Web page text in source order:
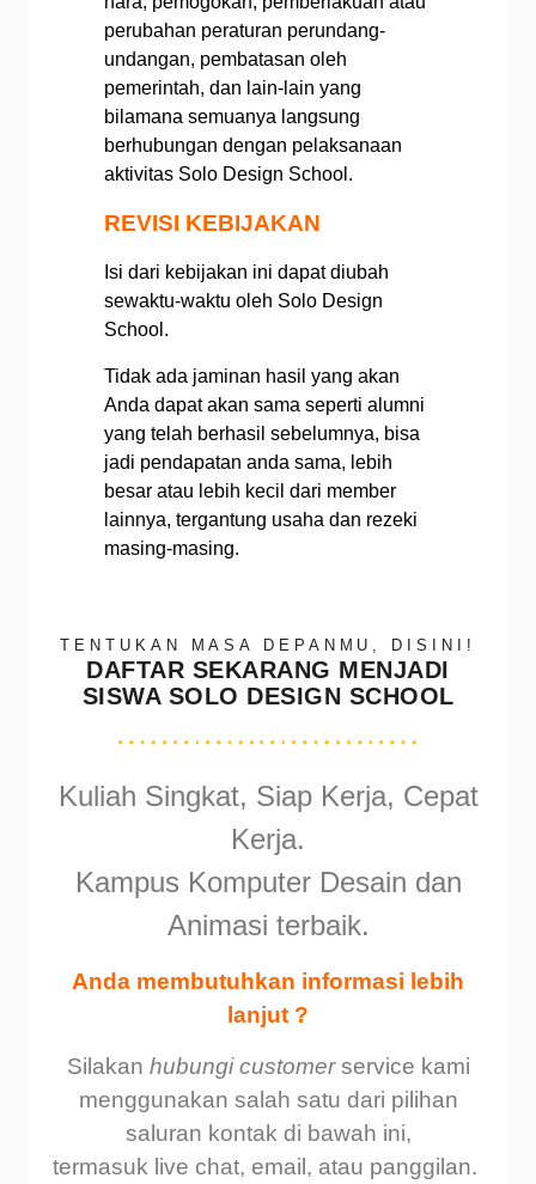
perubahan peraturan perundang-
undangan, pembatasan oleh
pemerintah, dan lain-lain yang
bilamana semuanya langsung
berhubungan dengan pelaksanaan
aktivitas Solo Design School.
REVISI KEBIJAKAN
Isi dari kebijakan ini dapat diubah
sewaktu-waktu oleh Solo Design
School.
Tidak ada jaminan hasil yang akan
Anda dapat akan sama seperti alumni
yang telah berhasil sebelumnya, bisa
jadi pendapatan anda sama, lebih
besar atau lebih kecil dari member
lainnya, tergantung usaha dan rezeki
masing-masing.
TENTUKAN MASA DEPANMU, DISINI!
DAFTAR SEKARANG MENJADI
SISWA SOLO DESIGN SCHOOL
Kuliah Singkat, Siap Kerja, Cepat
Kerja.
Kampus Komputer Desain dan
Animasi terbaik.
Anda membutuhkan informasi lebih
lanjut ?
Silakan hubungi customerservice kami
menggunakan salah satu dari pilihan
saluran kontak di bawah ini,
termasuk live chat, email, atau panggilan.